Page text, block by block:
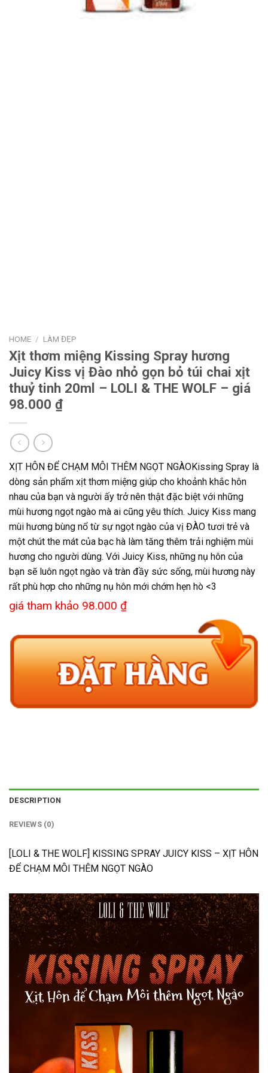
HOME / LÀM ĐẸP
Xịt thơm miệng Kissing Spray hương
Juicy Kiss vị Đào nhỏ gọn bỏ túi chai xịt
thuỷ tinh 20ml – LOLI & THE WOLF – giá
98.000 ₫
XỊT HÔN ĐỂ CHẠM MÔI THÊM NGỌT NGÀOKissing Spray là
dòng sản phẩm xịt thơm miệng giúp cho khoảnh khắc hôn
nhau của bạn và người ấy trở nên thật đặc biệt với những
mùi hương ngọt ngào mà ai cũng yêu thích. Juicy Kiss mang
mùi hương bùng nổ từ sự ngọt ngào của vị ĐÀO tươi trẻ và
một chút the mát của bạc hà làm tăng thêm trải nghiệm mùi
hương cho người dùng. Với Juicy Kiss, những nụ hôn của
bạn sẽ luôn ngọt ngào và tràn đầy sức sống, mùi hương này
rất phù hợp cho những nụ hôn mới chớm hẹn hò <3
giá tham khảo 98.000 ₫
DESCRIPTION
REVIEWS (0)
[LOLI & THE WOLF] KISSING SPRAY JUICY KISS – XỊT HÔN
ĐỂ CHẠM MÔI THÊM NGỌT NGÀO